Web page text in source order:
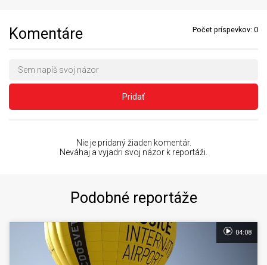
Komentáre Počet príspevkov: 0
Pridať
Nie je pridaný žiaden komentár.
Neváhaj a vyjadri svoj názor k reportáži.
Podobné reportáže
04:08